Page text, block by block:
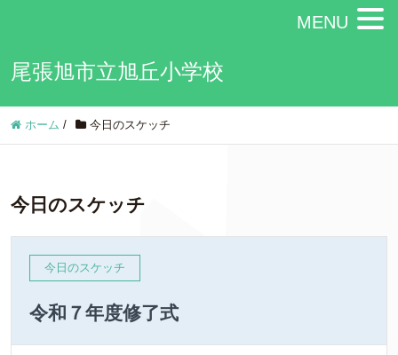
尾張旭市立旭丘小学校
ホーム / 今日のスケッチ
今日のスケッチ
今日のスケッチ
令和７年度修了式
MENU